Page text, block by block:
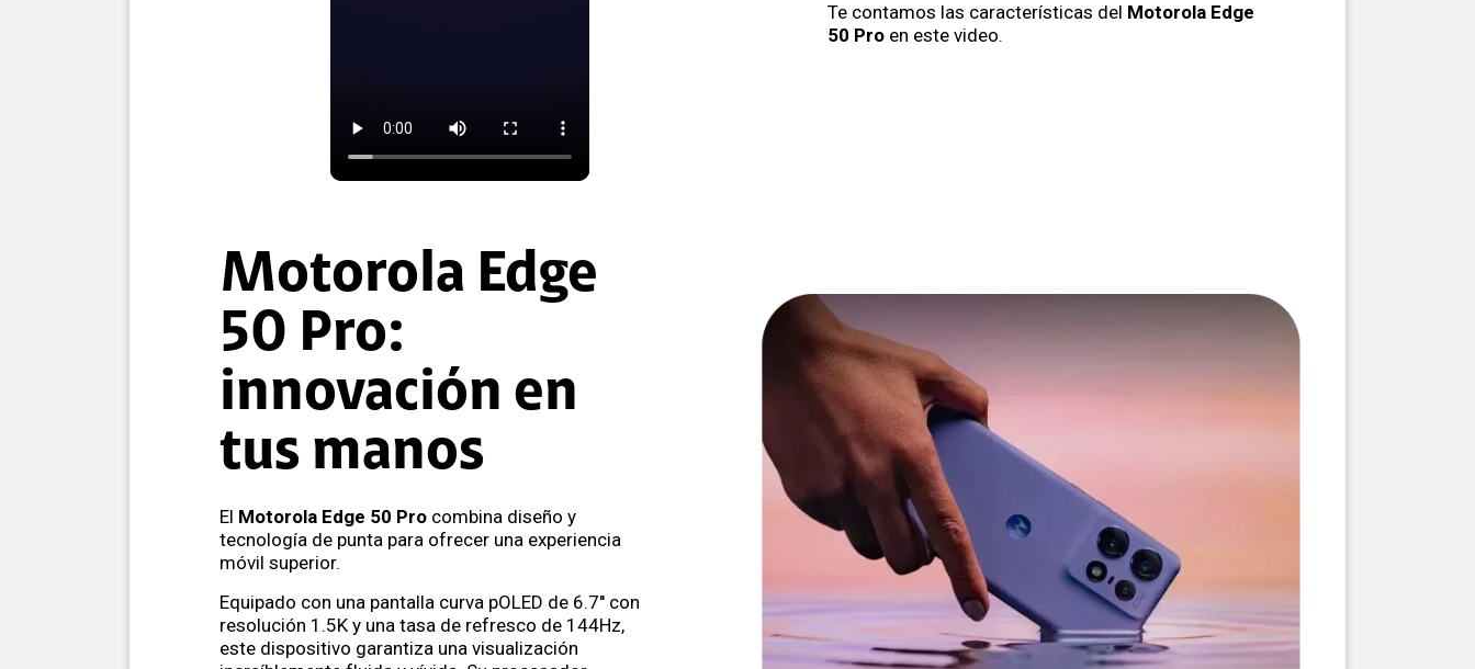
Te contamos las características del Motorola Edge
50 Pro en este video.
Motorola Edge
50 Pro:
innovación en
tus manos
El Motorola Edge 50 Pro combina diseño y
tecnología de punta para ofrecer una experiencia
móvil superior.
Equipado con una pantalla curva pOLED de 6.7'' con
resolución 1.5K y una tasa de refresco de 144Hz,
este dispositivo garantiza una visualización